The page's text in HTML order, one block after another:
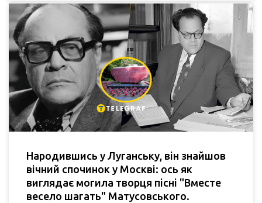
Народившись у Луганську, він знайшов
вічний спочинок у Москві: ось як
виглядає могила творця пісні "Вместе
весело шагать" Матусовського.